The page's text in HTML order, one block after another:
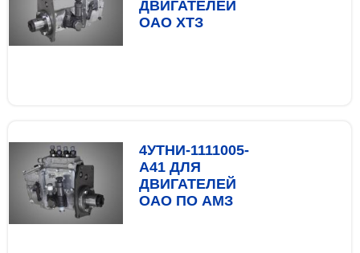
ДВИГАТЕЛЕЙ
ОАО ХТЗ
4УТНИ-1111005-
А41 ДЛЯ
ДВИГАТЕЛЕЙ
ОАО ПО АМЗ